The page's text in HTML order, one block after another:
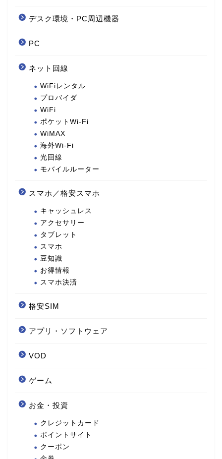
デスク環境・PC周辺機器
PC
ネット回線
WiFiレンタル
プロバイダ
WiFi
ポケットWi-Fi
WiMAX
海外Wi-Fi
光回線
モバイルルーター
スマホ／格安スマホ
キャッシュレス
アクセサリー
タブレット
スマホ
豆知識
お得情報
スマホ決済
格安SIM
アプリ・ソフトウェア
VOD
ゲーム
お金・投資
クレジットカード
ポイントサイト
クーポン